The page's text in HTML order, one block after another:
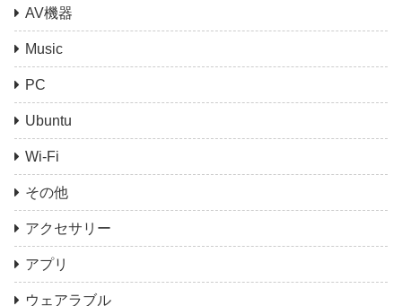
AV機器
Music
PC
Ubuntu
Wi-Fi
その他
アクセサリー
アプリ
ウェアラブル